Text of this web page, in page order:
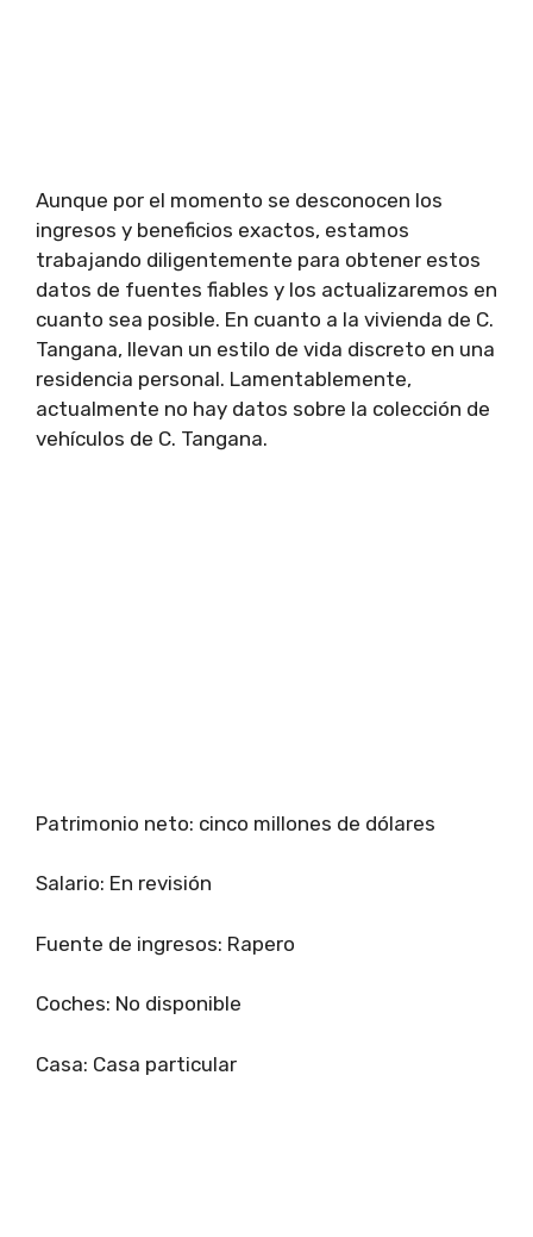
Aunque por el momento se desconocen los
ingresos y beneficios exactos, estamos
trabajando diligentemente para obtener estos
datos de fuentes fiables y los actualizaremos en
cuanto sea posible. En cuanto a la vivienda de C.
Tangana, llevan un estilo de vida discreto en una
residencia personal. Lamentablemente,
actualmente no hay datos sobre la colección de
vehículos de C. Tangana.
Patrimonio neto: cinco millones de dólares
Salario: En revisión
Fuente de ingresos: Rapero
Coches: No disponible
Casa: Casa particular